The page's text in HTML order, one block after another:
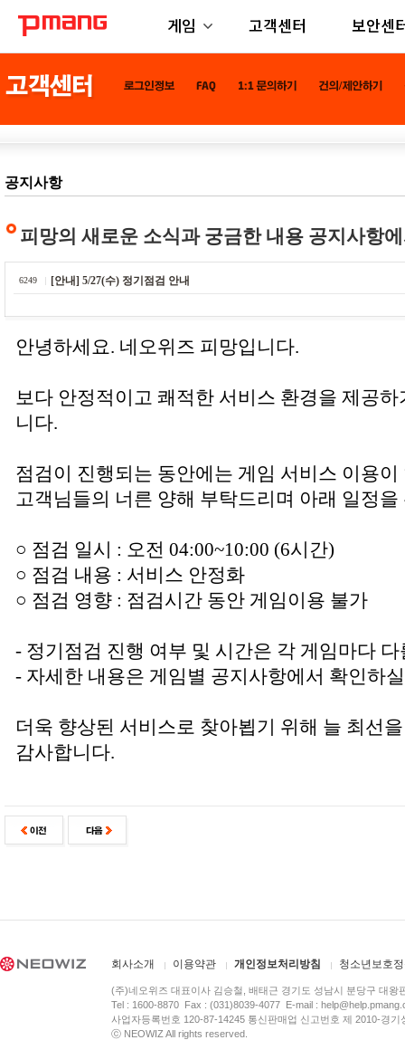
게임 고객센터 보안센
공지사항
피망의 새로운 소식과 궁금한 내용 공지사항
6249 [안내] 5/27(수) 정기점검 안내
안녕하세요. 네오위즈 피망입니다.
보다 안정적이고 쾌적한 서비스 환경을 제공
니다.
점검이 진행되는 동안에는 게임 서비스 이용
고객님들의 너른 양해 부탁드리며 아래 일정
○ 점검 일시 : 오전 04:00~10:00 (6시간)
○ 점검 내용 : 서비스 안정화
○ 점검 영향 : 점검시간 동안 게임이용 불가
- 정기점검 진행 여부 및 시간은 각 게임마다
- 자세한 내용은 게임별 공지사항에서 확인하
더욱 향상된 서비스로 찾아뵙기 위해 늘 최선
감사합니다.
회사소개 이용약관 개인정보처리방침 청소년보호
(주)네오위즈 대표이사 김승철, 배태근 경기도 성남시 분당구 대왕
Tel : 1600-8870 Fax : (031)8039-4077 E-mail :
사업자등록번호 120-87-14245 통신판매업 신고번호 제 2010-경
ⓒ NEOWIZ All rights reserved.